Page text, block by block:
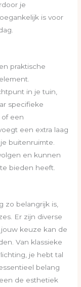
je
is voor
praktische
in je tuin,
specifieke
een
een extra laag
buitenruimte.
en kunnen
bieden heeft.
zo belangrijk is,
Er zijn diverse
keuze kan de
Van klassieke
je hebt tal
belang
de esthetiek